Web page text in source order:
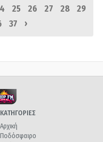
25 26 27 28
29
37 ›
ΚΑΤΗΓΟΡΙΕΣ
Αρχική
Ποδόσφαιρο